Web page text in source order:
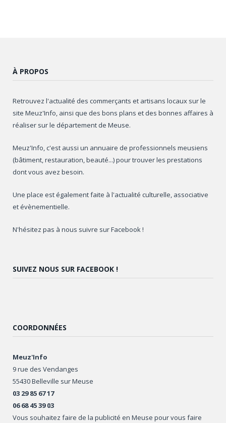
À PROPOS
Retrouvez l'actualité des commerçants et artisans locaux sur le
site Meuz'Info, ainsi que des bons plans et des bonnes affaires à
réaliser sur le département de Meuse.
Meuz'Info, c'est aussi un annuaire de professionnels meusiens
(bâtiment, restauration, beauté...) pour trouver les prestations
dont vous avez besoin.
Une place est également faite à l'actualité culturelle, associative
et évènementielle.
N'hésitez pas à nous suivre sur Facebook !
SUIVEZ NOUS SUR FACEBOOK !
COORDONNÉES
Meuz'Info
9 rue des Vendanges
55430 Belleville sur Meuse
03 29 85 67 17
06 68 45 39 03
Vous souhaitez faire de la publicité en Meuse pour vous faire